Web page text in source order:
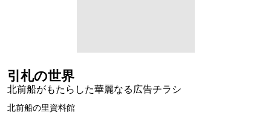
引札の世界
北前船がもたらした華麗なる広告チラシ
北前船の里資料館